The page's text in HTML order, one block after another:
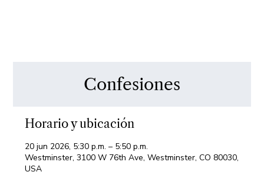
Confesiones
Horario y ubicación
20 jun 2026, 5:30 p.m. – 5:50 p.m.
Westminster, 3100 W 76th Ave, Westminster, CO 80030,
USA